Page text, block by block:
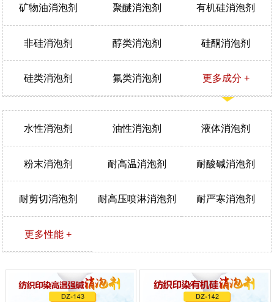
矿物油消泡剂 聚醚消泡剂 有机硅消泡剂
非硅消泡剂 醇类消泡剂 硅酮消泡剂
硅类消泡剂 氟类消泡剂 更多成分 +
水性消泡剂 油性消泡剂 液体消泡剂
粉末消泡剂 耐高温消泡剂 耐酸碱消泡剂
耐剪切消泡剂 耐高压喷淋消泡剂 耐严寒消泡剂
更多性能 +